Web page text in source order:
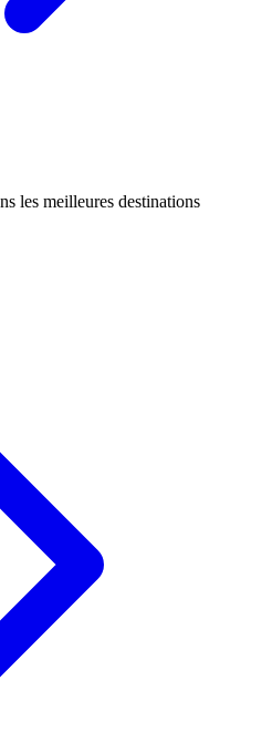
les meilleures destinations